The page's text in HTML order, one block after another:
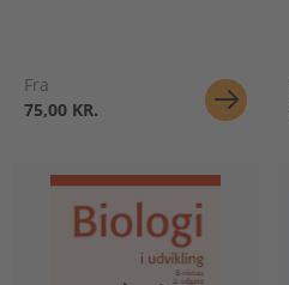
Fra
75,00 KR.